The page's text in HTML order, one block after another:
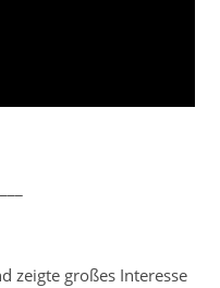
zeigte großes Interesse